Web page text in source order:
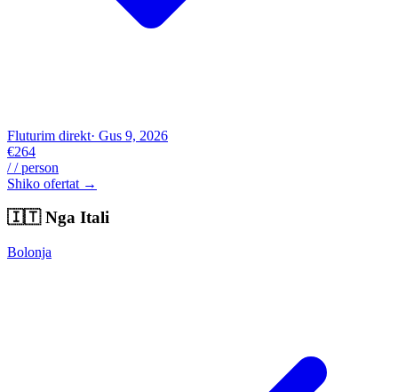
Fluturim direkt· Gus 9, 2026
€264
/ / person
Shiko ofertat →
🇮🇹Nga Itali
Bolonja